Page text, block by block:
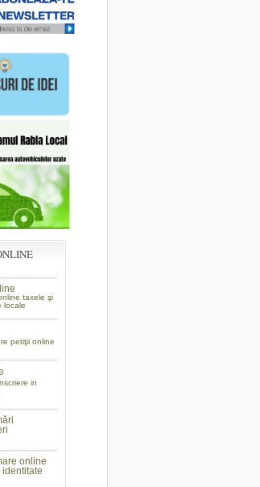
taxele şi
locale
petiţii online
in
online